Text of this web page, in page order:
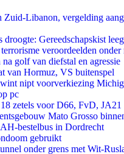
Libanon, vergelding
droogte: Gereedschapskist leeg
veroordeelden onder
golf van diefstal en agressie
van Hormuz, VS buitenspel
nipt voorverkiezing
pc
zetels voor D66, FvD,
Mato Grosso
bestelbus in Dordrecht
gebruikt
onder grens met Wit-